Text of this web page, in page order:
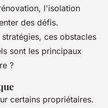
l'isolation
des défis.
ces obstacles
sont les principaux
?
certains propriétaires.